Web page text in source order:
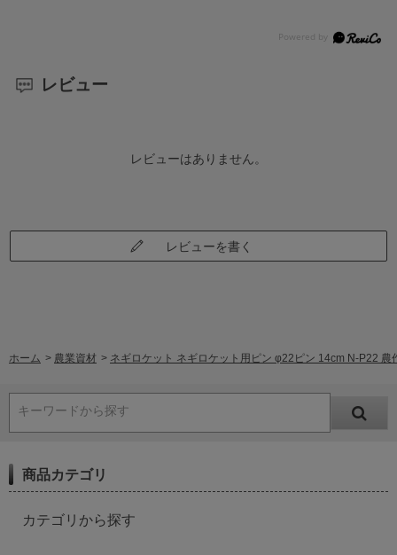
レビュー
レビューはありません。
レビューを書く
ホーム > 農業資材 > ネギロケット ネギロケット用ピン φ22ピン 14cm N-P22 農
キーワードから探す
商品カテゴリ
カテゴリから探す